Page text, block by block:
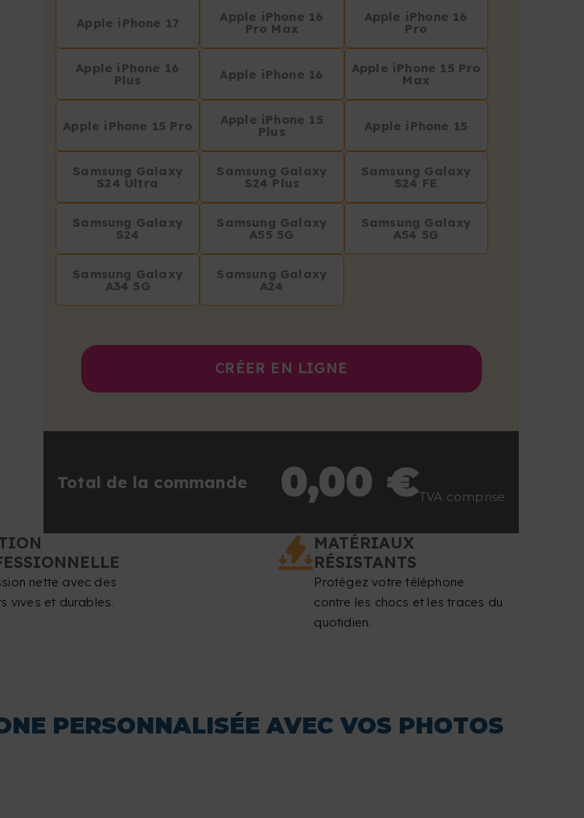
Apple iPhone 17 Apple iPhone 16
Pro Max
Apple iPhone 16
Pro
Apple iPhone 16
Plus Apple iPhone 16 Apple iPhone 15 Pro
Max
Apple iPhone 15 Pro Apple iPhone 15
Plus Apple iPhone 15
Samsung Galaxy
S24 Ultra
Samsung Galaxy
S24 Plus
Samsung Galaxy
S24 FE
Samsung Galaxy
S24
Samsung Galaxy
A55 5G
Samsung Galaxy
A54 5G
Samsung Galaxy
A34 5G
Samsung Galaxy
A24
CRÉER EN LIGNE
Total de la commande 0,00 €TVA comprise
nette avec des
vives et durables.
MATÉRIAUX
RÉSISTANTS
Protégez votre téléphone
contre les chocs et les traces du
quotidien.
PERSONNALISÉE AVEC VOS PHOTOS